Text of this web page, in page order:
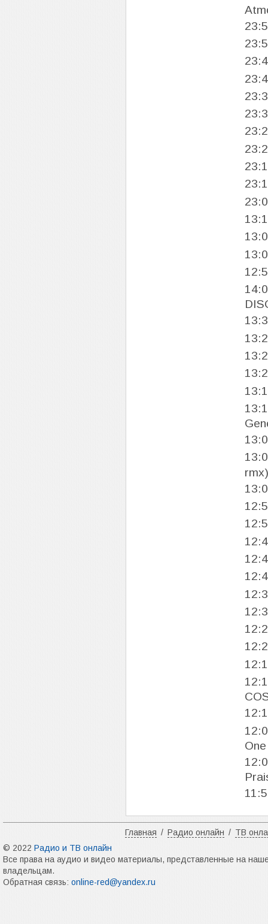
rmx)
Главная / Радио онлайн / ТВ
© 2022 Радио и ТВ онлайн
Все права на аудио и видео материалы, представленные на
владельцам.
Обратная связь: online-red@yandex.ru